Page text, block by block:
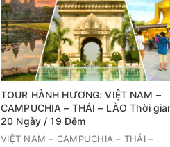
TOUR HÀNH HƯƠNG: VIỆT NAM –
CAMPUCHIA – THÁI – LÀO Thời
20 Ngày / 19 Đêm
VIỆT NAM – CAMPUCHIA – THÁI –